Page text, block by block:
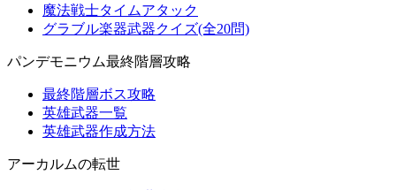
魔法戦士タイムアタック
グラブル楽器武器クイズ(全20問)
パンデモニウム最終階層攻略
最終階層ボス攻略
英雄武器一覧
英雄武器作成方法
アーカルムの転世